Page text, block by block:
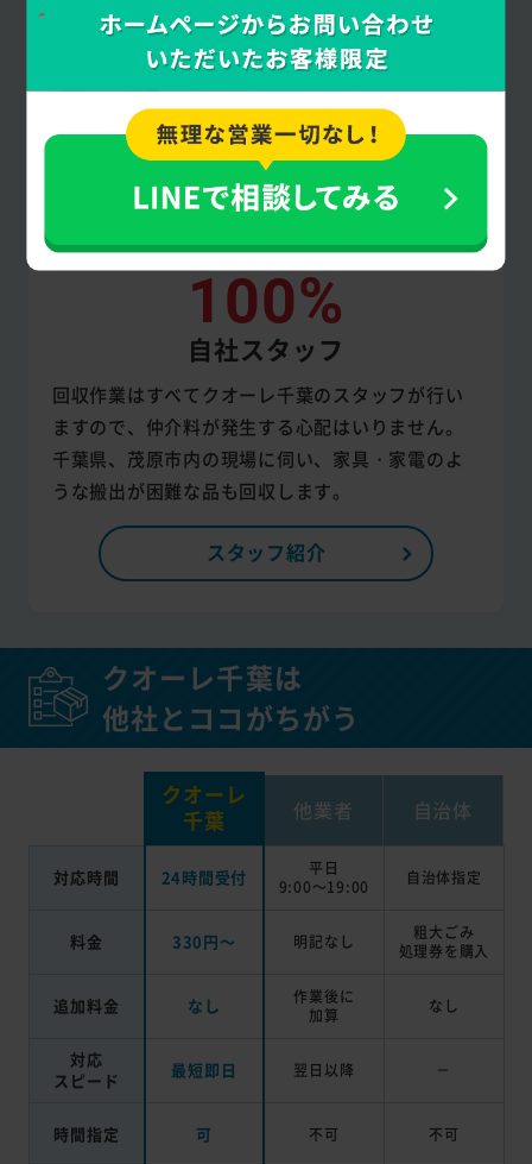
100%
自社スタッフ
回収作業はすべてクオーレ千葉のスタッフが行い
ますので、仲介料が発生する心配はいりません。
千葉県、茂原市内の現場に伺い、家具・家電のよ
うな搬出が困難な品も回収します。
スタッフ紹介
クオーレ千葉は
他社とココがちがう
クオーレ
千葉
他業者 自治体
対応時間 24時間受付
平日
9:00～19:00
自治体指定
料金 330円～ 明記なし
粗大ごみ
処理券を 購入
追加料金 なし
作業後に
加算
なし
対応
スピード
最短即日 翌日以降 －
時間指定 可 不可 不可